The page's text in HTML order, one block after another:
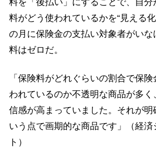
料がどう使われているかを“見える
の月に保険金の支払い対象者がいな
料はゼロだ。
「保険料がどれぐらいの割合で保
われているのか不透明な商品が多く
信感が高まっていました。それが明
いう点で画期的な商品です」（経済
ト）